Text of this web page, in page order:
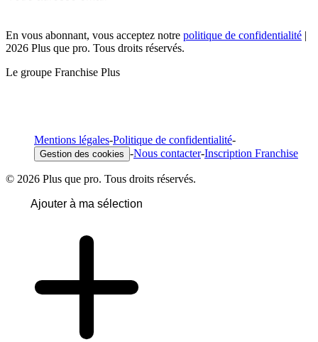
En vous abonnant, vous acceptez notre politique de confidentialité |
2026 Plus que pro. Tous droits réservés.
Le groupe Franchise Plus
Mentions légales-Politique de confidentialité-
Gestion des cookies -Nous contacter-Inscription Franchise
© 2026 Plus que pro. Tous droits réservés.
Ajouter à ma sélection